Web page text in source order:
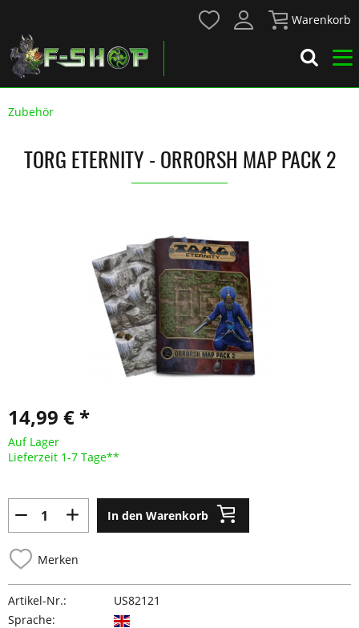
Warenkorb
Zubehör
TORG ETERNITY - ORRORSH MAP PACK 2
14,99 € *
Auf Lager
Lieferzeit 1-7 Tage**
In den Warenkorb
Merken
Artikel-Nr.:
US82121
Sprache: